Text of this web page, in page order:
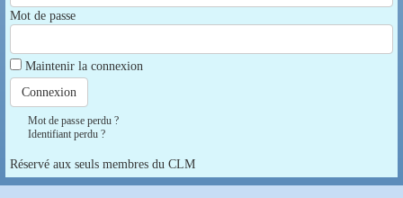
Mot de passe
Maintenir la connexion
Mot de passe perdu ?
Identifiant perdu ?
Réservé aux seuls membres du CLM